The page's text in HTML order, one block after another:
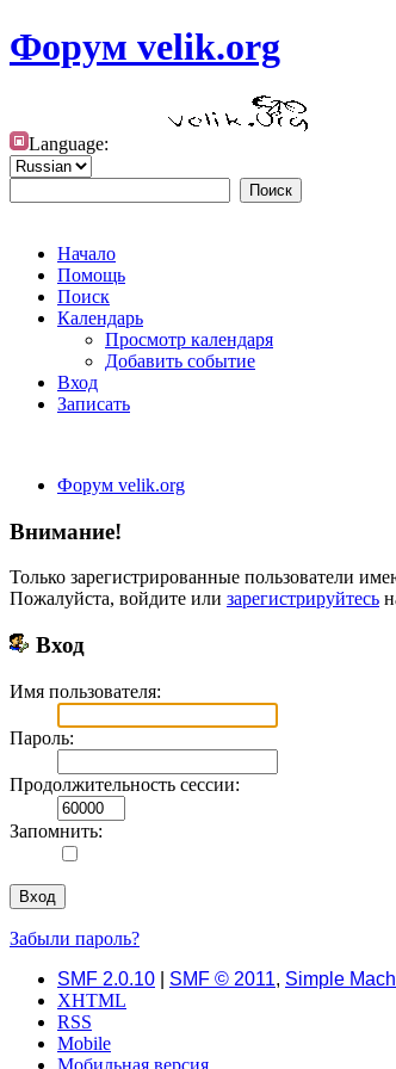
Форум velik.org
Language:
Начало
Помощь
Поиск
Календарь
Просмотр календаря
Добавить событие
Вход
Записать
Форум velik.org
Внимание!
Только зарегистрированные пользователи
Пожалуйста, войдите или зарегистрируйтесь
Вход
Имя пользователя:
Пароль:
Продолжительность сессии:
Запомнить:
Забыли пароль?
SMF 2.0.10
SMF © 2011, Simple
XHTML
RSS
Mobile
Мобильная версия